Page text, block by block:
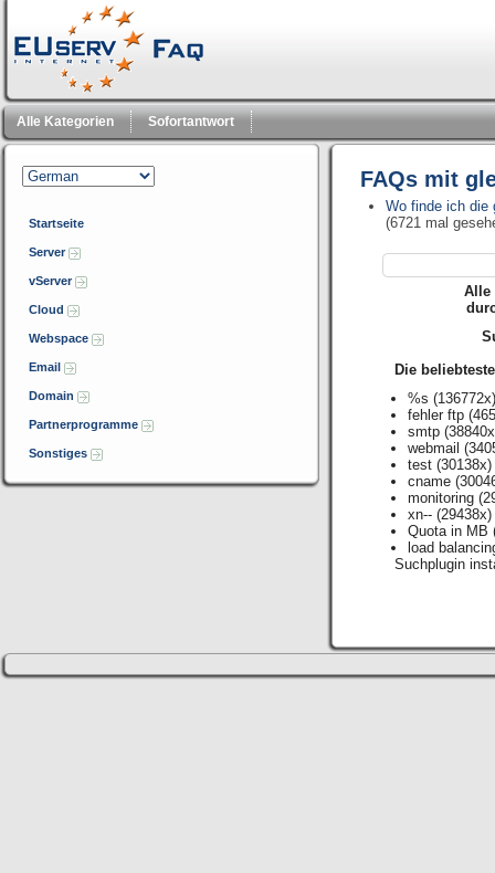
Alle Kategorien Sofortantwort
Startseite
Server
vServer
Cloud
Webspace
Email
Domain
Partnerprogramme
Sonstiges
FAQs mit
Wo finde ich die
(6721 mal
Alle
Die
%s
fehler ftp
smtp
webmail
test (30138x)
cname
monitoring
xn-- (29438x)
Quota in MB
load
Suchplugin